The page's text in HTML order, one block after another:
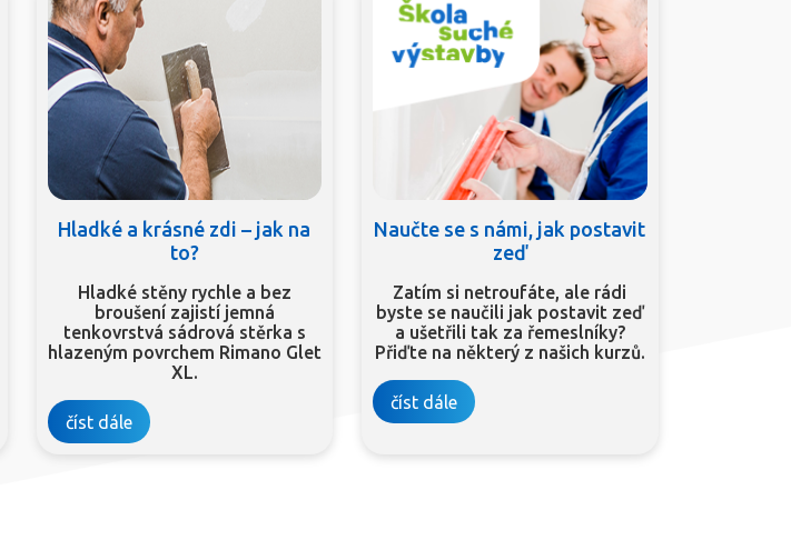
Hladké a krásné zdi – jak na
to?
Hladké stěny rychle a bez
broušení zajistí jemná
tenkovrstvá sádrová stěrka s
hlazeným povrchem Rimano Glet
XL.
číst dále
Naučte se s námi, jak postavit
zeď
Zatím si netroufáte, ale rádi
byste se naučili jak postavit zeď
a ušetřili tak za řemeslníky?
Přiďte na některý z našich kurzů.
číst dále